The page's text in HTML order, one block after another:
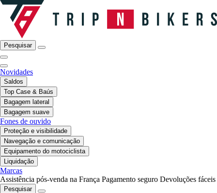
Pesquisar
Novidades
Saldos
Top Case & Baús
Bagagem lateral
Bagagem suave
Fones de ouvido
Proteção e visibilidade
Navegação e comunicação
Equipamento do motociclista
Liquidação
Marcas
Assistência pós-venda na França Pagamento seguro Devoluções fáceis
Pesquisar